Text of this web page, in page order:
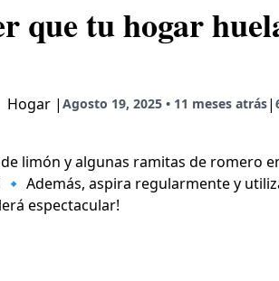
que tu hogar
Hogar | Agosto 19, 2025 • 11 meses atrás|
limón y algunas ramitas de romero
Además, aspira regularmente y
espectacular!